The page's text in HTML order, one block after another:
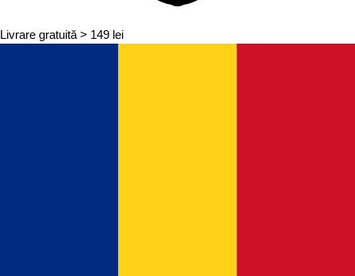
Livrare gratuită > 149 lei